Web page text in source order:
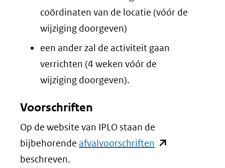
coördinaten van de locatie (vóór de
wijziging doorgeven)
een ander zal de activiteit gaan
verrichten (4 weken vóór de
wijziging doorgeven).
Voorschriften
Op de website van IPLO staan de
bijbehorende afvalvoorschriften (opent
beschreven.